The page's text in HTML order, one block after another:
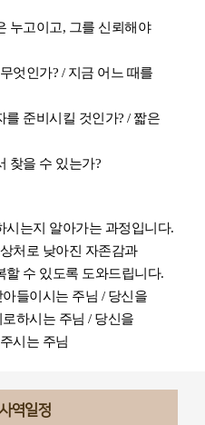
누고이고, 그를 신뢰해야
엇인가? / 지금 어느 때를
준비시킬 것인가? / 짧은
찾을 수 있는가?
시는지 알아가는 과정입니다.
처로 낮아진 자존감과
할 수 있도록 도와드립니다.
들이시는 주님 / 당신을
하시는 주님 / 당신을
시는 주님
역일정